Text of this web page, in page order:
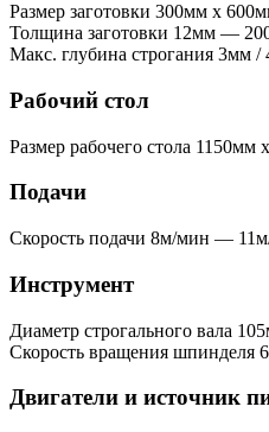
Размер заготовки 300мм x
Толщина заготовки 12мм —
Макс. глубина строгания 3мм /
Рабочий стол
Размер рабочего стола 1150мм
Подачи
Скорость подачи 8м/мин —
Инструмент
Диаметр строгального вала
Скорость вращения шпинделя
Двигатели и источник